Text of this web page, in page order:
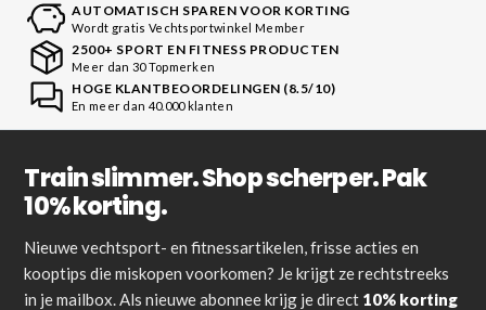
AUTOMATISCH SPAREN VOOR KORTING
Wordt gratis Vechtsportwinkel Member
2500+ SPORT EN FITNESS PRODUCTEN
Meer dan 30 Topmerken
HOGE KLANTBEOORDELINGEN (8.5/10)
En meer dan 40.000 klanten
Train slimmer. Shop scherper. Pak
10% korting.
Nieuwe vechtsport- en fitnessartikelen, frisse acties en
kooptips die miskopen voorkomen? Je krijgt ze rechtstreeks
in je mailbox. Als nieuwe abonnee krijg je direct 10% korting